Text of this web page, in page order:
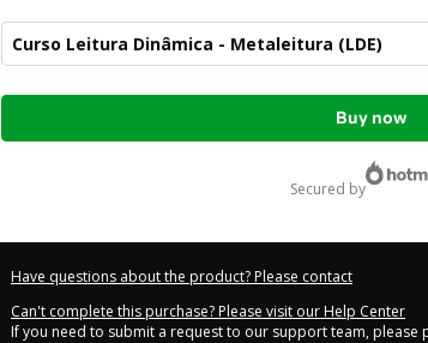
Curso Leitura Dinâmica - Metaleitura (LDE)
Total
Buy now
secured by
Have questions about the product? Please contact
Can't complete this purchase? Please visit our Help Center
If you need to submit a request to our support team, please